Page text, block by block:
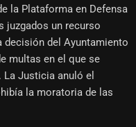
la Plataforma en Defensa
juzgados un recurso
del Ayuntamiento
multas en el que se
La Justicia anuló el
la moratoria de las